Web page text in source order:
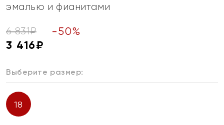
эмалью и фианитами
6 831₽ -50%
3 416₽
Выберите размер:
18